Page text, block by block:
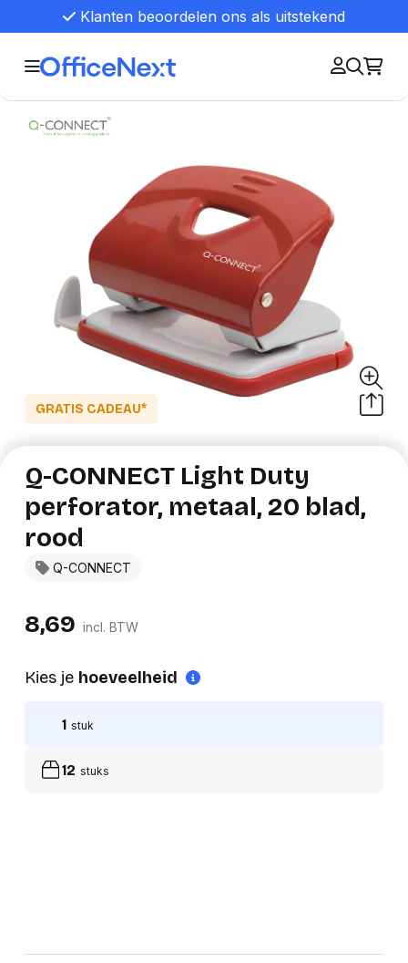
Klanten beoordelen ons als uitstekend
GRATIS CADEAU*
Q-CONNECT
Q-CONNECT Light Duty
perforator, metaal, 20 blad,
rood
8,69 incl. BTW
Kies je hoeveelheid
1 stuk
12 stuks